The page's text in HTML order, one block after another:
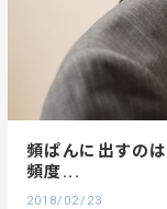
頻ぱんに出すの
頻度...
2018/02/23